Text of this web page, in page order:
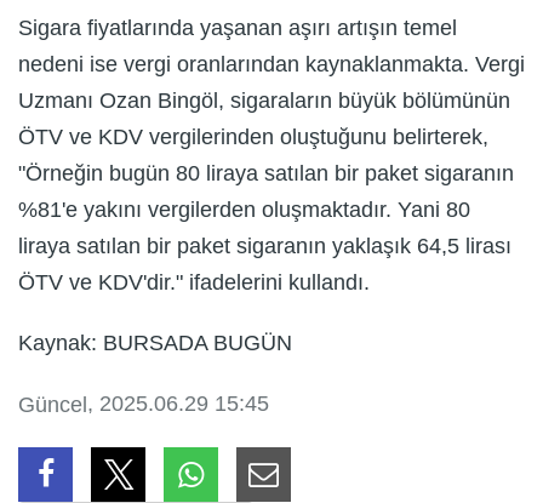
Sigara fiyatlarında yaşanan aşırı artışın temel
nedeni ise vergi oranlarından kaynaklanmakta. Vergi
Uzmanı Ozan Bingöl, sigaraların büyük bölümünün
ÖTV ve KDV vergilerinden oluştuğunu belirterek,
"Örneğin bugün 80 liraya satılan bir paket sigaranın
%81'e yakını vergilerden oluşmaktadır. Yani 80
liraya satılan bir paket sigaranın yaklaşık 64,5 lirası
ÖTV ve KDV'dir." ifadelerini kullandı.
Kaynak: BURSADA BUGÜN
Güncel, 2025.06.29 15:45